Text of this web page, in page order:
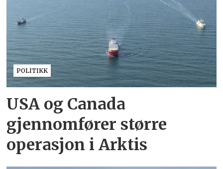
POLITIKK
USA og Canada
gjennomfører større
operasjon i Arktis